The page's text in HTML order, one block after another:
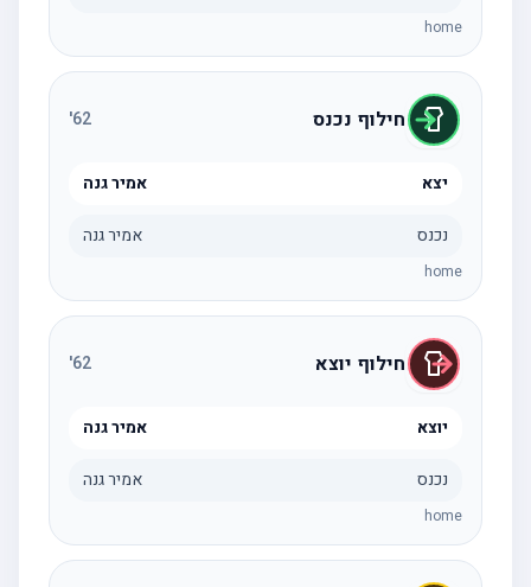
home
חילוף נכנס 62
'
יצא אמיר גנה
נכנס אמיר גנה
home
חילוף יוצא 62
'
יוצא אמיר גנה
נכנס אמיר גנה
home